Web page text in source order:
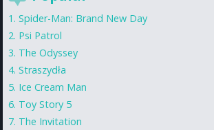
Spider-Man: Brand New Day
Psi Patrol
The Odyssey
Straszydła
Ice Cream Man
Toy Story 5
The Invitation